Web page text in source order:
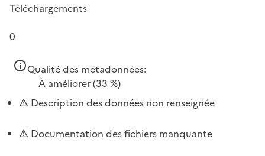
Téléchargements
0
Qualité des métadonnées:
À améliorer(33 %)
Description des données non renseignée
Documentation des fichiers manquante